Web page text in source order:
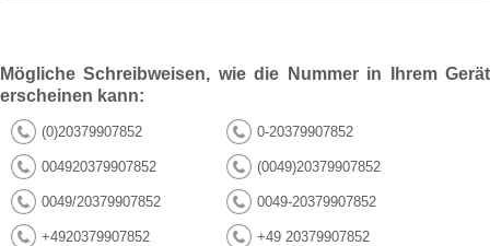
Mögliche Schreibweisen, wie die Nummer in Ihrem Gerät
erscheinen kann:
(0)20379907852 0-20379907852
004920379907852 (0049)20379907852
0049/20379907852 0049-20379907852
+4920379907852 +49 20379907852